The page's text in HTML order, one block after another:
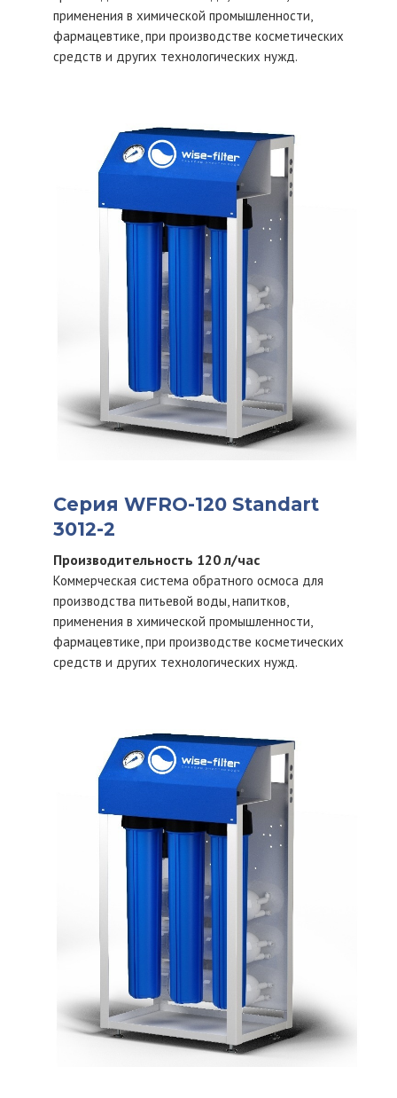
применения в химической промышленности,
фармацевтике, при производстве косметических
средств и других технологических нужд.
Серия WFRO-120 Standart
3012-2
Производительность 120 л/час
Коммерческая система обратного осмоса для
производства питьевой воды, напитков,
применения в химической промышленности,
фармацевтике, при производстве косметических
средств и других технологических нужд.